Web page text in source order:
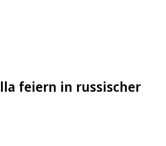
feiern in russischer